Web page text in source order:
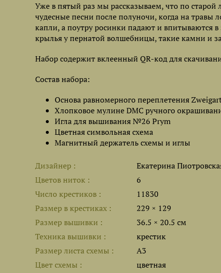
Уже в пятый раз мы рассказываем, что по
чудесные песни после полуночи, когда на
капли, а поутру росинки падают и впитываются
крылья у пернатой волшебницы, такие камни и
Набор содержит вклеенный QR-код для
Состав набора:
Основа равномерного переплетения
Хлопковое мулине DMC ручного
Игла для вышивания №26 Prym
Цветная символьная схема
Магнитный держатель схемы и иглы
Дизайнер
Екатерина
Цветов ниток
6
Число крестиков
11830
Размер в крестиках
229 × 129
Размер вышивки
36.5 × 20.5 см
Техника вышивки
крестик
Размер листа cхемы
A3
Цвет схемы
цветная